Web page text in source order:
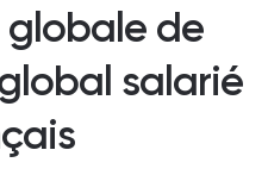
de
salarié